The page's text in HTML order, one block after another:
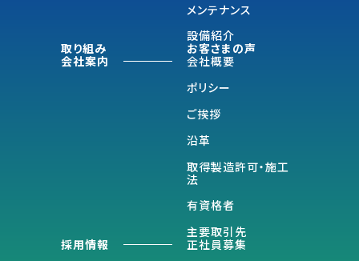
メンテナンス
設備紹介
取り組み
お客さまの声
会社案内
会社概要
ポリシー
ご挨拶
沿革
取得製造許可・施工
法
有資格者
主要取引先
採用情報
正社員募集